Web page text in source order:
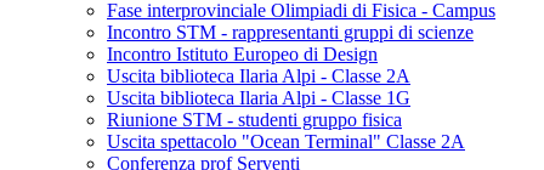
Fase interprovinciale Olimpiadi di Fisica - Campus
Incontro STM - rappresentanti gruppi di scienze
Incontro Istituto Europeo di Design
Uscita biblioteca Ilaria Alpi - Classe 2A
Uscita biblioteca Ilaria Alpi - Classe 1G
Riunione STM - studenti gruppo fisica
Uscita spettacolo "Ocean Terminal" Classe 2A
Conferenza prof Serventi